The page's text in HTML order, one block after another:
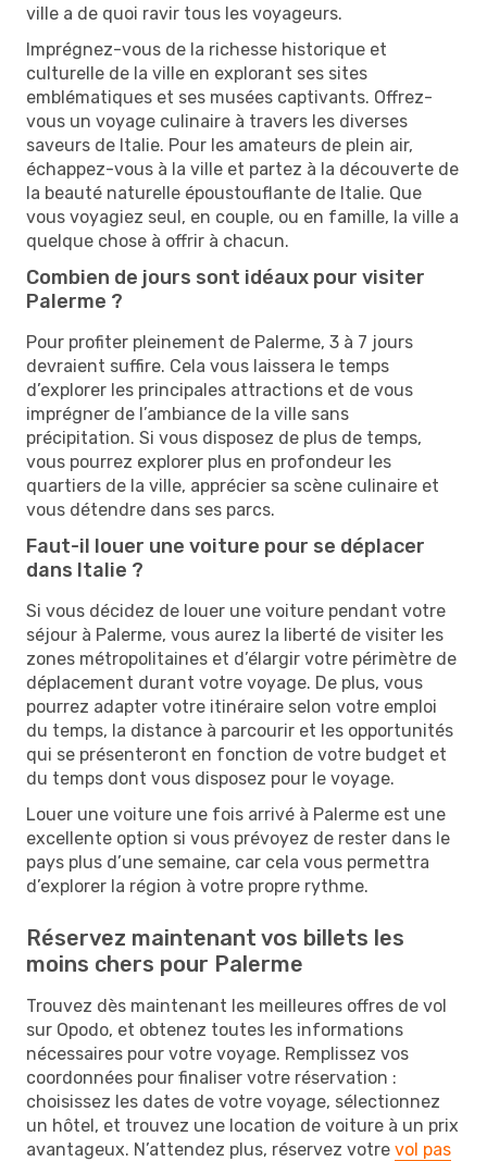
ville a de quoi ravir tous les voyageurs.
Imprégnez-vous de la richesse historique et
culturelle de la ville en explorant ses sites
emblématiques et ses musées captivants. Offrez-
vous un voyage culinaire à travers les diverses
saveurs de Italie. Pour les amateurs de plein air,
échappez-vous à la ville et partez à la découverte de
la beauté naturelle époustouflante de Italie. Que
vous voyagiez seul, en couple, ou en famille, la ville a
quelque chose à offrir à chacun.
Combien de jours sont idéaux pour visiter
Palerme ?
Pour profiter pleinement de Palerme, 3 à 7 jours
devraient suffire. Cela vous laissera le temps
d’explorer les principales attractions et de vous
imprégner de l’ambiance de la ville sans
précipitation. Si vous disposez de plus de temps,
vous pourrez explorer plus en profondeur les
quartiers de la ville, apprécier sa scène culinaire et
vous détendre dans ses parcs.
Faut-il louer une voiture pour se déplacer
dans Italie ?
Si vous décidez de louer une voiture pendant votre
séjour à Palerme, vous aurez la liberté de visiter les
zones métropolitaines et d’élargir votre périmètre de
déplacement durant votre voyage. De plus, vous
pourrez adapter votre itinéraire selon votre emploi
du temps, la distance à parcourir et les opportunités
qui se présenteront en fonction de votre budget et
du temps dont vous disposez pour le voyage.
Louer une voiture une fois arrivé à Palerme est une
excellente option si vous prévoyez de rester dans le
pays plus d’une semaine, car cela vous permettra
d’explorer la région à votre propre rythme.
Réservez maintenant vos billets les
moins chers pour Palerme
Trouvez dès maintenant les meilleures offres de vol
sur Opodo, et obtenez toutes les informations
nécessaires pour votre voyage. Remplissez vos
coordonnées pour finaliser votre réservation :
choisissez les dates de votre voyage, sélectionnez
un hôtel, et trouvez une location de voiture à un prix
avantageux. N’attendez plus, réservez votre vol pas